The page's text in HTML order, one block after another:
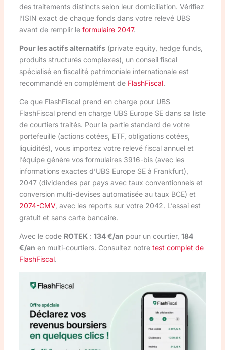
des traitements distincts selon leur domiciliation. Vérifiez
l’ISIN exact de chaque fonds dans votre relevé UBS
avant de remplir le formulaire 2047.
Pour les actifs alternatifs(private equity, hedge funds,
produits structurés complexes), un conseil fiscal
spécialisé en fiscalité patrimoniale internationale est
recommandé en complément de FlashFiscal.
Ce que FlashFiscal prend en charge pour UBS
FlashFiscal prend en charge UBS Europe SE dans sa liste
de courtiers traités. Pour la partie standard de votre
portefeuille (actions cotées, ETF, obligations cotées,
liquidités), vous importez votre relevé fiscal annuel et
l’équipe génère vos formulaires 3916-bis (avec les
informations exactes d’UBS Europe SE à Frankfurt),
2047 (dividendes par pays avec taux conventionnels et
conversion multi-devises automatisée au taux BCE) et
2074-CMV, avec les reports sur votre 2042. L’essai est
gratuit et sans carte bancaire.
Avec le code ROTEK : 134 €/an pour un courtier, 184
€/an en multi-courtiers. Consultez notre test complet de
FlashFiscal.